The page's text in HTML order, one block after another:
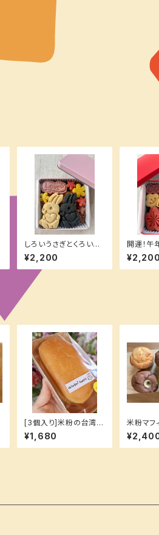
しろいうさぎとくろいう
さぎのはるいろクッキー
缶mini
¥2,200
開運！
mini
¥2,200
[3個入り]米粉の台湾カ
ステラ(レモン)詰め合わ
せ
¥1,680
米粉マフ
わせ[6個